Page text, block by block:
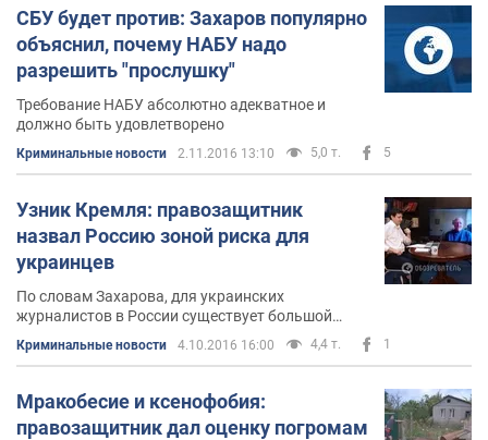
СБУ будет против: Захаров популярно
объяснил, почему НАБУ надо
разрешить "прослушку"
Требование НАБУ абсолютно адекватное и
должно быть удовлетворено
Криминальные новости 2.11.2016 13:10 5,0 т. 5
Узник Кремля: правозащитник
назвал Россию зоной риска для
украинцев
По словам Захарова, для украинских
журналистов в России существует большой
Криминальные новости 4.10.2016 16:00 4,4 т. 1
Мракобесие и ксенофобия:
правозащитник дал оценку погромам